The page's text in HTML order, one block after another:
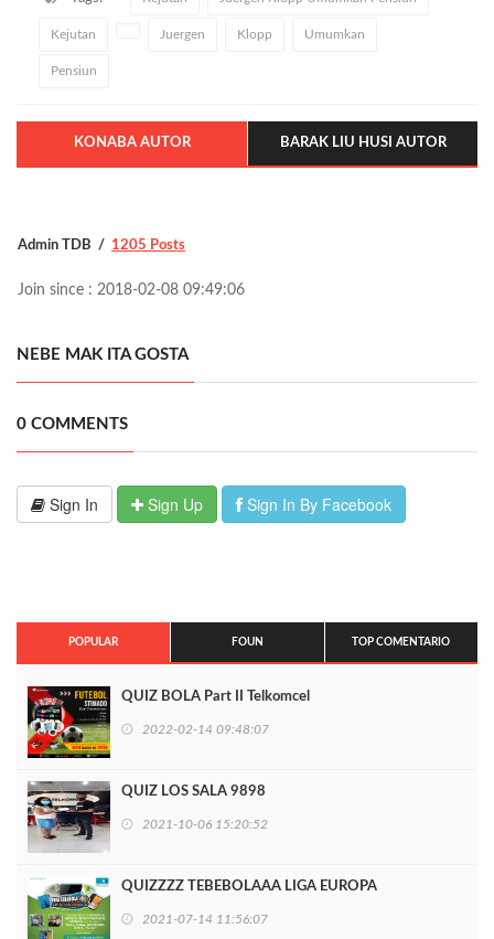
Kejutan Juergen Klopp Umumkan
Pensiun
KONABA AUTOR BARAK LIU HUSI AUTOR
Admin TDB 1205 Posts
Join since : 2018-02-08 09:49:06
NEBE MAK ITA GOSTA
0 COMMENTS
Sign In Sign Up Sign In By Facebook
POPULAR FOUN TOP COMENTARIO
QUIZ BOLA Part II Telkomcel
2022-02-14 09:48:07
QUIZ LOS SALA 9898
2021-10-06 15:20:52
QUIZZZZ TEBEBOLAAA LIGA EUROPA
2021-07-14 11:56:07